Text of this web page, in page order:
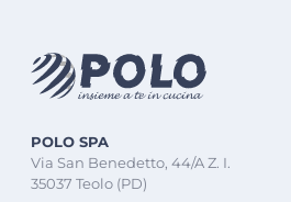
POLO SPA
Via San Benedetto, 44/A Z. I.
35037 Teolo (PD)